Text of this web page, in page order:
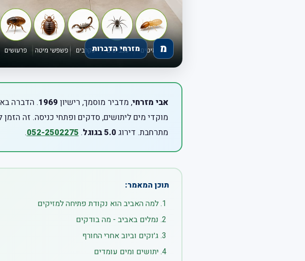
אבי מזרחי, מדביר מוסמך, רישיון 1969. הדברה
מוקדי מים ליתושים, סדקים ופתחי כניסה. זה
מתרחבת. דירוג 5.0 בגוגל .
052-2502275
.
תוכן המאמר:
למה האביב הוא נקודת פתיחה למזיקים
נמלים באביב - מה בודקים
ג׳וקים וביוב אחרי החורף
יתושים ומים עומדים